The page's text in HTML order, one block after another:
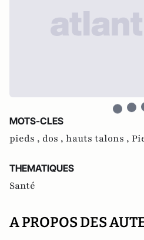
MOTS-CLES
pieds , dos , hauts talons ,
THEMATIQUES
Santé
A PROPOS DES